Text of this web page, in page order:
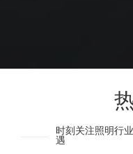
时刻关注照明行
遇